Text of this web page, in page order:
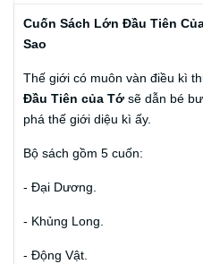
Cuốn Sách Lớn Đầu Tiên
Sao
Thế giới có muôn vàn điều kì
Đầu Tiên của Tớ sẽ dẫn bé
phá thế giới diệu kì ấy.
Bộ sách gồm 5 cuốn:
- Đại Dương.
- Khủng Long.
- Động Vật.